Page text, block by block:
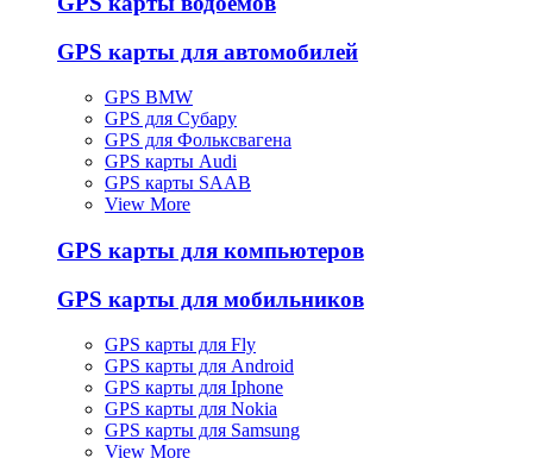
GPS карты для автомобилей
GPS BMW
GPS для Субару
GPS для Фольксвагена
GPS карты Audi
GPS карты SAAB
View More
GPS карты для компьютеров
GPS карты для мобильников
GPS карты для Fly
GPS карты для Android
GPS карты для Iphone
GPS карты для Nokia
GPS карты для Samsung
View More